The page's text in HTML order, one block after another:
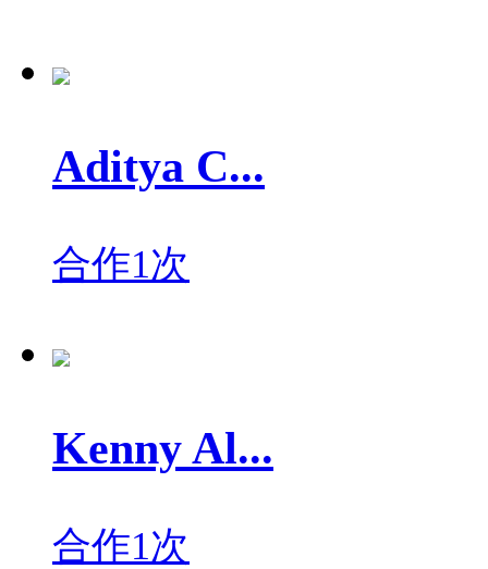
Aditya C...
合作1次
Kenny Al...
合作1次